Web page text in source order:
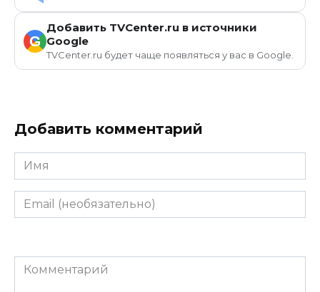
G
Добавить TVCenter.ru в источники
Google
TVCenter.ru будет чаще появляться у вас в Google.
Добавить комментарий
Имя
Email
(необязательно)
Комментарий